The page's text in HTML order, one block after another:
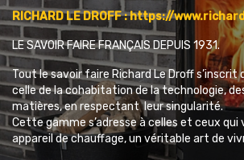
RICHARD LE DROFF : https://
LE SAVOIR FAIRE FRANÇAIS DEPUIS 1931.
Tout le savoir faire Richard Le Droff s’inscrit
celle de la cohabitation de la technologie,
matières, en respectant leur singularité.
Cette gamme s’adresse à celles et ceux qui
appareil de chauffage, un véritable art de